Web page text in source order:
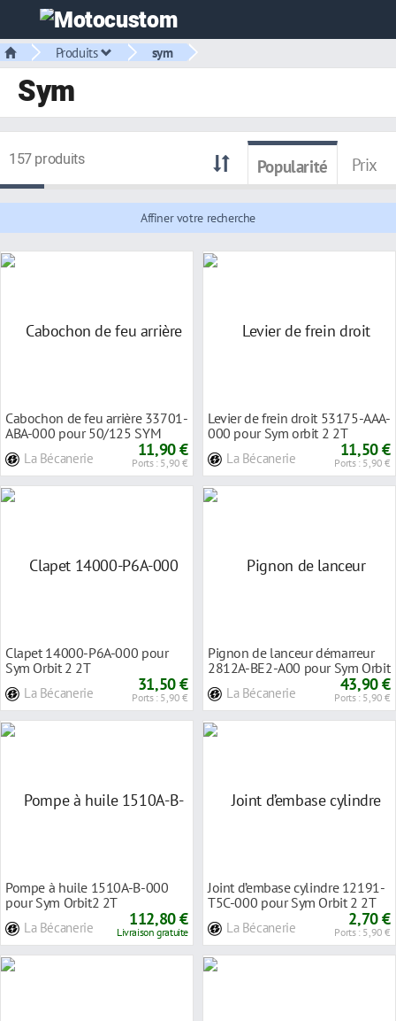
Produits sym
Sym
157 produits Popularité Prix
Affiner votre recherche
Cabochon de feu arrière 33701-
ABA-000 pour 50/125 SYM
La Bécanerie 11,90 €
Ports : 5,90 €
Levier de frein droit 53175-AAA-
000 pour Sym orbit 2 2T
La Bécanerie 11,50 €
Ports : 5,90 €
Clapet 14000-P6A-000 pour
Sym Orbit 2 2T
La Bécanerie 31,50 €
Ports : 5,90 €
Pignon de lanceur démarreur
2812A-BE2-A00 pour Sym Orbit
La Bécanerie 43,90 €
Ports : 5,90 €
Pompe à huile 1510A-B-000
pour Sym Orbit2 2T
La Bécanerie 112,80 €
Livraison gratuite
Joint d’embase cylindre 12191-
T5C-000 pour Sym Orbit 2 2T
La Bécanerie 2,70 €
Ports : 5,90 €